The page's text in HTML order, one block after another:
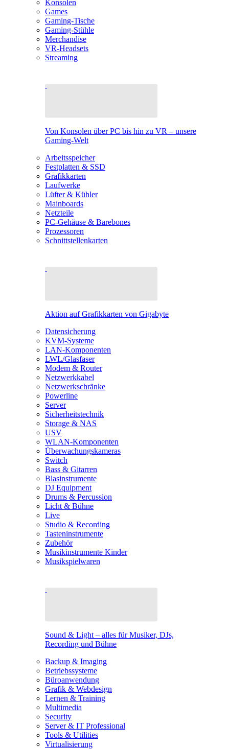
Konsolen
Games
Gaming-Tische
Gaming-Stühle
Merchandise
VR-Headsets
Streaming
Von Konsolen über PC bis hin zu VR – unsere
Gaming-Welt
Arbeitsspeicher
Festplatten & SSD
Grafikkarten
Laufwerke
Lüfter & Kühler
Mainboards
Netzteile
PC-Gehäuse & Barebones
Prozessoren
Schnittstellenkarten
Aktion auf Grafikkarten von Gigabyte
Datensicherung
KVM-Systeme
LAN-Komponenten
LWL/Glasfaser
Modem & Router
Netzwerkkabel
Netzwerkschränke
Powerline
Server
Sicherheitstechnik
Storage & NAS
USV
WLAN-Komponenten
Überwachungskameras
Switch
Bass & Gitarren
Blasinstrumente
DJ Equipment
Drums & Percussion
Licht & Bühne
Live
Studio & Recording
Tasteninstrumente
Zubehör
Musikinstrumente Kinder
Musikspielwaren
Sound & Light – alles für Musiker, DJs,
Recording und Bühne
Backup & Imaging
Betriebssysteme
Büroanwendung
Grafik & Webdesign
Lernen & Training
Multimedia
Security
Server & IT Professional
Tools & Utilities
Virtualisierung